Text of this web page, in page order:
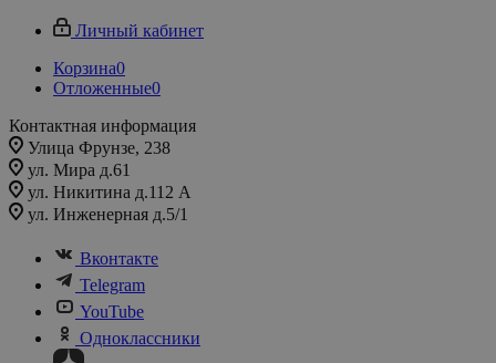
Личный кабинет
Корзина0
Отложенные0
Контактная информация
Улица Фрунзе, 238​
ул. Мира д.61
ул. Никитина д.112 А
ул. Инженерная д.5/1
Вконтакте
Telegram
YouTube
Одноклассники